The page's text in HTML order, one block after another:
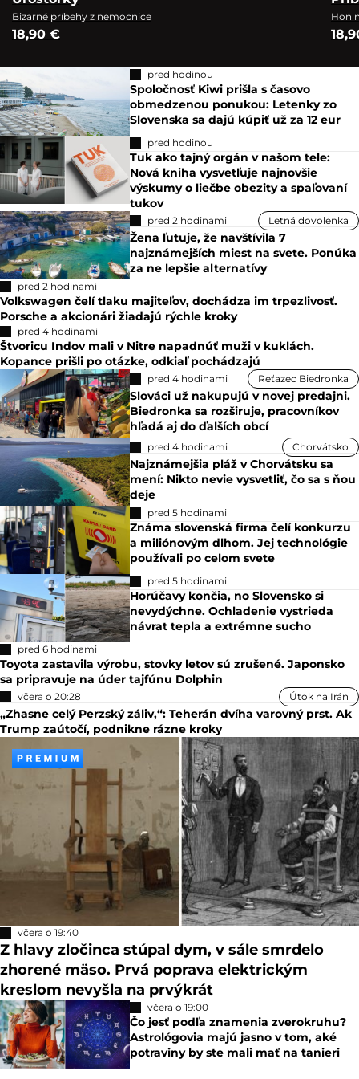
Bizarné príbehy z nemocnice
18,90 €
Hon
pred hodinou
Spoločnosť Kiwi prišla s časovo
obmedzenou ponukou: Letenky zo
Slovenska sa dajú kúpiť už za 12 eur
pred hodinou
Tuk ako tajný orgán v našom tele:
Nová kniha vysvetľuje najnovšie
výskumy o liečbe obezity a spaľovaní
tukov
pred 2 hodinami Letná dovolenka
Žena ľutuje, že navštívila 7
najznámejších miest na svete. Ponúka
za ne lepšie alternatívy
pred 2 hodinami
Volkswagen čelí tlaku majiteľov, dochádza im trpezlivosť.
Porsche a akcionári žiadajú rýchle kroky
pred 4 hodinami
Štvoricu Indov mali v Nitre napadnúť muži v kuklách.
Kopance prišli po otázke, odkiaľ pochádzajú
pred 4 hodinami Reťazec Biedronka
Slováci už nakupujú v novej predajni.
Biedronka sa rozširuje, pracovníkov
hľadá aj do ďalších obcí
pred 4 hodinami Chorvátsko
Najznámejšia pláž v Chorvátsku sa
mení: Nikto nevie vysvetliť, čo sa s ňou
deje
pred 5 hodinami
Známa slovenská firma čelí konkurzu
a miliónovým dlhom. Jej technológie
používali po celom svete
pred 5 hodinami
Horúčavy končia, no Slovensko si
nevydýchne. Ochladenie vystrieda
návrat tepla a extrémne sucho
pred 6 hodinami
Toyota zastavila výrobu, stovky letov sú zrušené. Japonsko
sa pripravuje na úder tajfúnu Dolphin
včera o 20:28 Útok na Irán
„Zhasne celý Perzský záliv,“: Teherán dvíha varovný prst. Ak
Trump zaútočí, podnikne rázne kroky
včera o 19:40
Z hlavy zločinca stúpal dym, v sále smrdelo
zhorené mäso. Prvá poprava elektrickým
kreslom nevyšla na prvýkrát
včera o 19:00
Čo jesť podľa znamenia zverokruhu?
Astrológovia majú jasno v tom, aké
potraviny by ste mali mať na tanieri